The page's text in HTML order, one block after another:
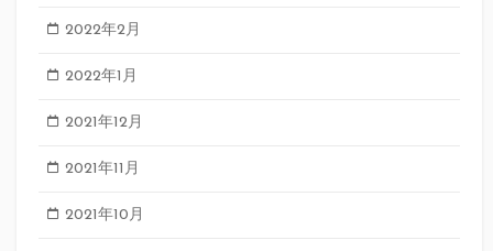
2022年2月
2022年1月
2021年12月
2021年11月
2021年10月